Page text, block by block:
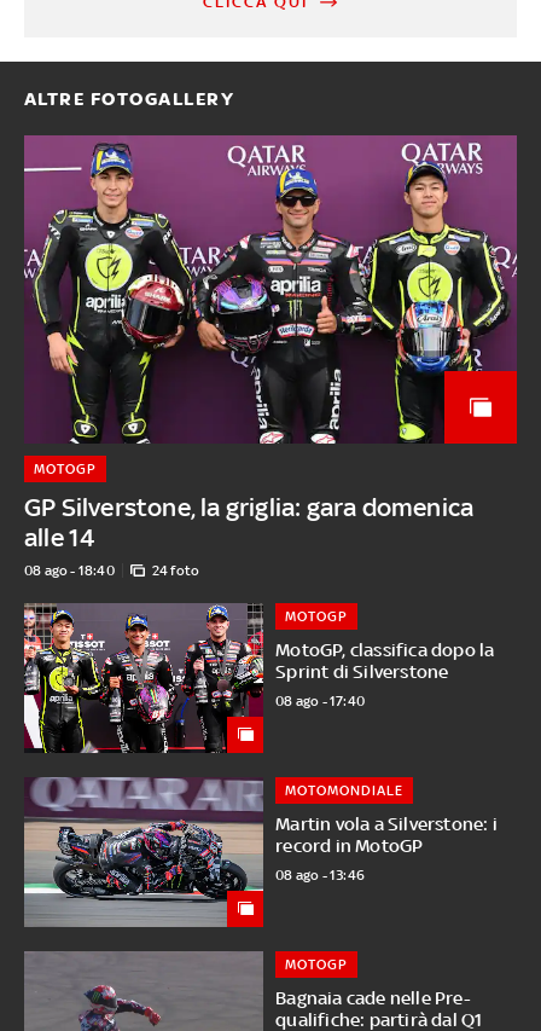
ALTRE FOTOGALLERY
GP Silverstone, la griglia: gara domenica
alle 14
MOTOGP
08 ago - 18:40 24 foto
MotoGP, classifica dopo la
Sprint di Silverstone
MOTOGP
08 ago - 17:40
Martin vola a Silverstone: i
record in MotoGP
MOTOMONDIALE
08 ago - 13:46
Bagnaia cade nelle Pre-
qualifiche: partirà dal Q1
MOTOGP